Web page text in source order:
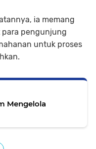
ia memang
para pengunjung
untuk proses
Mengelola